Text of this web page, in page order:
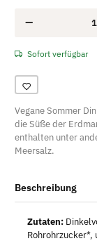
Sofort verfügbar
Vegane Sommer
die Süße der
enthalten unter
Meersalz.
Beschreibung
Zutaten: